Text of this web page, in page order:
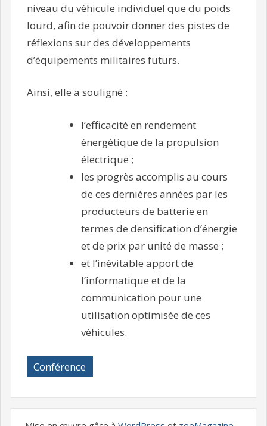
niveau du véhicule individuel que du poids
lourd, afin de pouvoir donner des pistes de
réflexions sur des développements
d’équipements militaires futurs.
Ainsi, elle a souligné :
l’efficacité en rendement
énergétique de la propulsion
électrique ;
les progrès accomplis au cours
de ces dernières années par les
producteurs de batterie en
termes de densification d’énergie
et de prix par unité de masse ;
et l’inévitable apport de
l’informatique et de la
communication pour une
utilisation optimisée de ces
véhicules.
Conférence